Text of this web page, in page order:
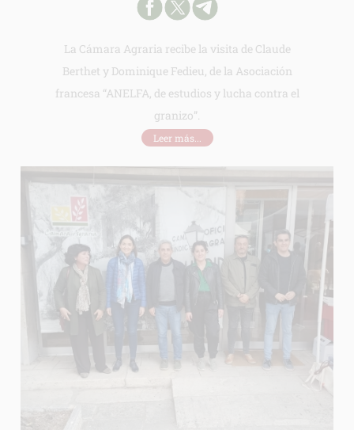
La Cámara Agraria recibe la visita de Claude
Berthet y Dominique Fedieu, de la Asociación
francesa “ANELFA, de estudios y lucha contra el
granizo”.
Leer más...